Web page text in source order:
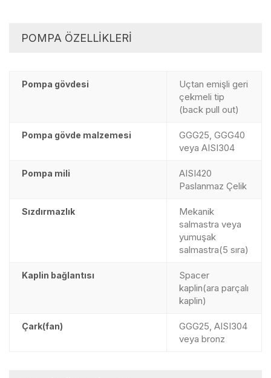
POMPA ÖZELLİKLERİ
Pompa gövdesi
Uçtan emişli geri
çekmeli tip
(back pull out)
Pompa gövde malzemesi
GGG25, GGG40
veya AISI304
Pompa mili
AISI420
Paslanmaz Çelik
Sızdırmazlık
Mekanik
salmastra veya
yumuşak
salmastra(5 sıra)
Kaplin bağlantısı
Spacer
kaplin(ara parçalı
kaplin)
Çark(fan)
GGG25, AISI304
veya bronz